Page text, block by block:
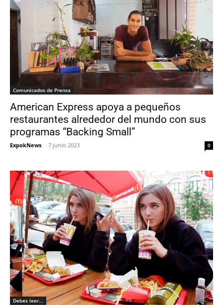
Comunicados de Prensa
American Express apoya a pequeños
restaurantes alrededor del mundo con sus
programas “Backing Small”
ExpokNews - 7 junio 2023 0
Debes leer...